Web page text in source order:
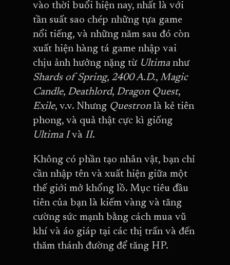
vào thời buổi hiện nay, nhất là với
tần suất sao chép những tựa game
nổi tiếng, và những năm sau đó còn
xuất hiện hàng tá game nhập vai
chịu ảnh hưởng nặng từ Ultima như
Shards of Spring, 2400 A.D., Magic
Candle, Deathlord, Dragon Quest,
Exile, v.v. Nhưng Questron là kẻ tiên
phong, và quả thật cực kì giống
Ultima I và II.
Không có phần tạo nhân vật, bạn chỉ
cần nhập tên và xuất hiện giữa một
thế giới mở khổng lồ. Mục tiêu đầu
tiên của bạn là kiếm vàng và tăng
cường sức mạnh bằng cách mua vũ
khí và áo giáp tại các thị trấn và đến
thăm thánh đường để tăng HP.